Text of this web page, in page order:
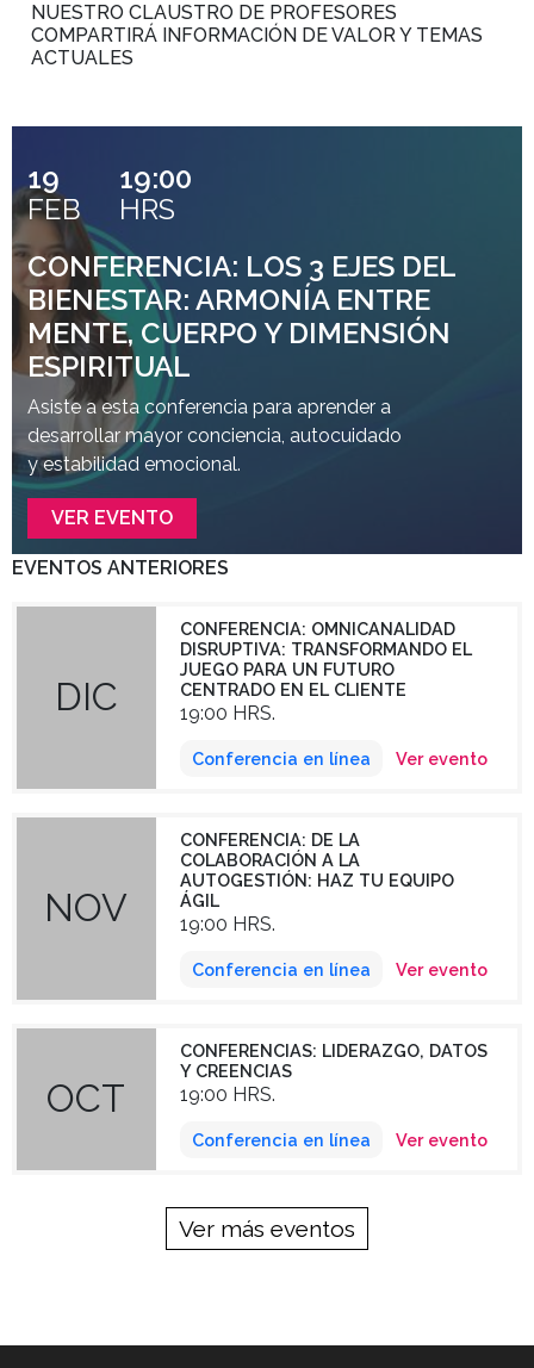
NUESTRO CLAUSTRO DE PROFESORES
COMPARTIRÁ INFORMACIÓN DE VALOR Y TEMAS
ACTUALES
19
FEB
19:00
HRS
CONFERENCIA: LOS 3 EJES DEL
BIENESTAR: ARMONÍA ENTRE
MENTE, CUERPO Y DIMENSIÓN
ESPIRITUAL
Asiste a esta conferencia para aprender a
desarrollar mayor conciencia, autocuidado
y estabilidad emocional.
VER EVENTO
EVENTOS ANTERIORES
DIC
CONFERENCIA: OMNICANALIDAD
DISRUPTIVA: TRANSFORMANDO EL
JUEGO PARA UN FUTURO
CENTRADO EN EL CLIENTE
19:00 HRS.
Conferencia en línea Ver evento
NOV
CONFERENCIA: DE LA
COLABORACIÓN A LA
AUTOGESTIÓN: HAZ TU EQUIPO
ÁGIL
19:00 HRS.
Conferencia en línea Ver evento
OCT
CONFERENCIAS: LIDERAZGO, DATOS
Y CREENCIAS
19:00 HRS.
Conferencia en línea Ver evento
Ver más eventos